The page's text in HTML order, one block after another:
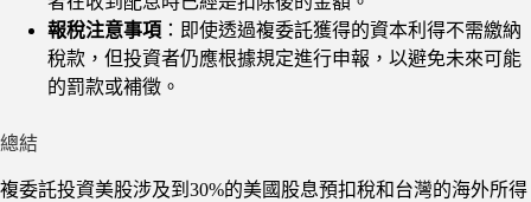
報稅注意事項 ：即使透過複委託獲得的資本利得不需繳納
稅款，但投資者仍應根據規定進行申報，以避免未來可能
的罰款或補徵。
總結
複委託投資美股涉及到30%的美國股息預扣稅和台灣的海外所得